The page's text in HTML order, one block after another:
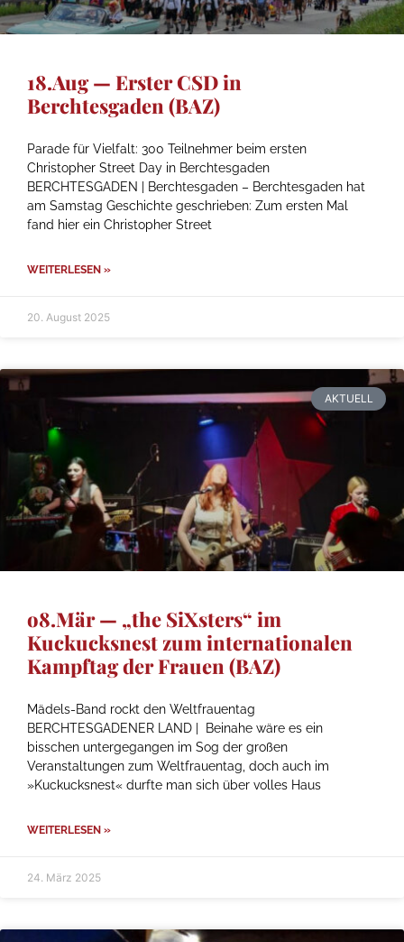
18.Aug — Erster CSD in
Berchtesgaden (BAZ)
Parade für Vielfalt: 300 Teilnehmer beim ersten
Christopher Street Day in Berchtesgaden
BERCHTESGADEN | Berchtesgaden – Berchtesgaden hat
am Samstag Geschichte geschrieben: Zum ersten Mal
fand hier ein Christopher Street
WEITERLESEN »
20. August 2025
AKTUELL
o8.Mär — „the SiXsters“ im
Kuckucksnest zum internationalen
Kampftag der Frauen (BAZ)
Mädels-Band rockt den Weltfrauentag
BERCHTESGADENER LAND | Beinahe wäre es ein
bisschen untergegangen im Sog der großen
Veranstaltungen zum Weltfrauentag, doch auch im
»Kuckucksnest« durfte man sich über volles Haus
WEITERLESEN »
24. März 2025